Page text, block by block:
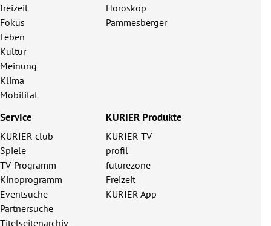
freizeit
Fokus
Leben
Kultur
Meinung
Klima
Mobilität
Horoskop
Pammesberger
Service
KURIER club
Spiele
TV-Programm
Kinoprogramm
Eventsuche
Partnersuche
Titelseitenarchiv
KURIER Produkte
KURIER TV
profil
futurezone
Freizeit
KURIER App